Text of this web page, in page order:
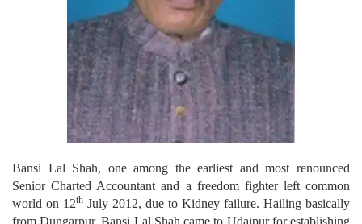
Bansi Lal Shah, one among the earliest and most renounced
Senior Charted Accountant and a freedom fighter left common
world on 12th July 2012, due to Kidney failure. Hailing basically
from Dungarpur, Bansi Lal Shah came to Udaipur for establishing